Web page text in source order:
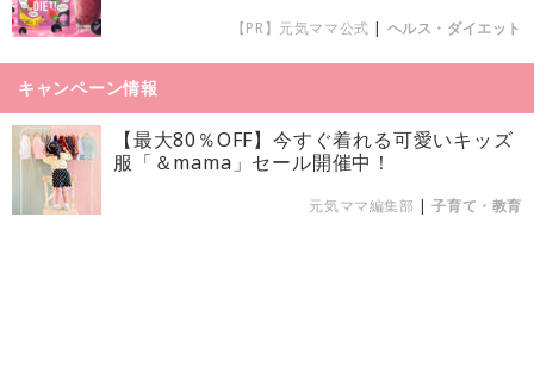
【PR】元気ママ公式 | ヘルス・ダイエット
キャンペーン情報
【最大80％OFF】今すぐ着れる可愛いキッズ
服「＆mama」セール開催中！
元気ママ編集部 |子育て・教育